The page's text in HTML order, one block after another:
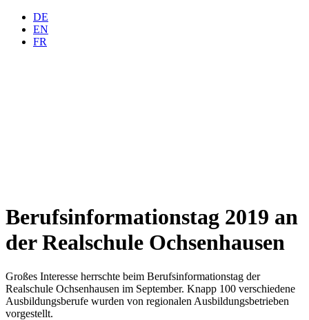
DE
EN
FR
Berufs­informationstag 2019 an
der Realschule Ochsenhausen
Großes Interesse herrschte beim Berufsinformationstag der
Realschule Ochsenhausen im September. Knapp 100 verschiedene
Ausbildungsberufe wurden von regionalen Ausbildungsbetrieben
vorgestellt.